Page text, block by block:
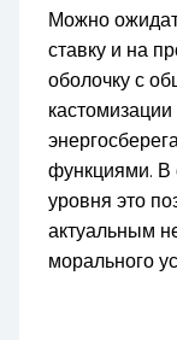
Можно
ставку и на
оболочку с
функциями. В
уровня это
актуальным
морального